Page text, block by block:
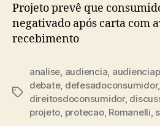
Projeto prevê que
negativado após carta com
recebimento
Tags
analise, audiencia,
debate, defesadoconsumidor,
direitosdoconsumidor,
projeto, protecao, Romanelli,